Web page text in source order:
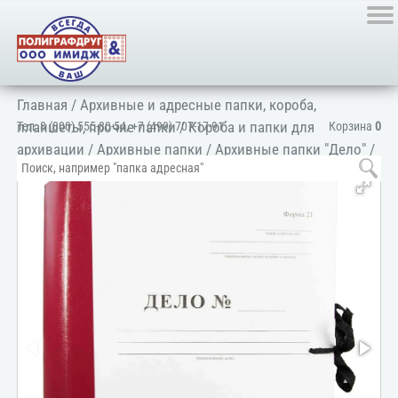
Корзина 0
Тел:8 (800) 555-80-54,+7 (499) 707-17-91
Главная /Архивные и адресные папки, короба,
планшеты, прочие папки/Короба и папки для
архивации /Архивные папки /Архивные папки "Дело" /